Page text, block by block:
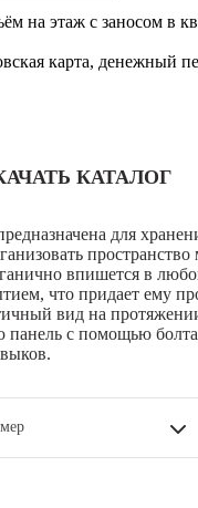
на этаж с заносом в
карта, денежный
КАТАЛОГ
для
впишется в
что придает ему
вид на
с помощью